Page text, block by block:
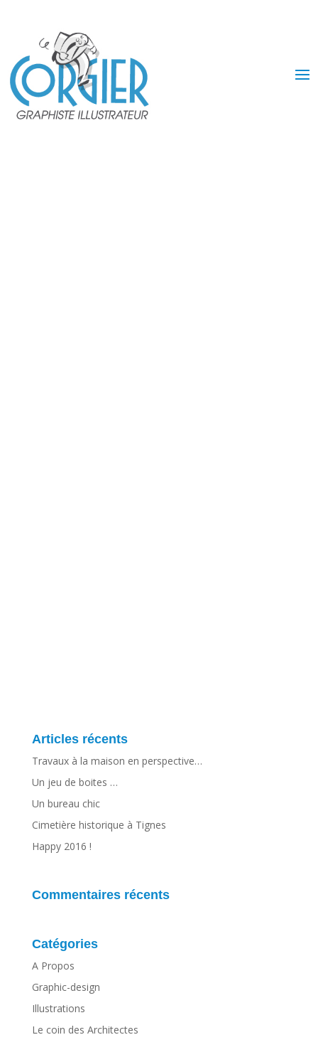
Articles récents
Travaux à la maison en perspective…
Un jeu de boites …
Un bureau chic
Cimetière historique à Tignes
Happy 2016 !
Commentaires récents
Catégories
A Propos
Graphic-design
Illustrations
Le coin des Architectes